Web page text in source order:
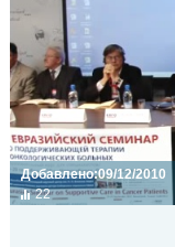
Добавлено:09/12/2010
22